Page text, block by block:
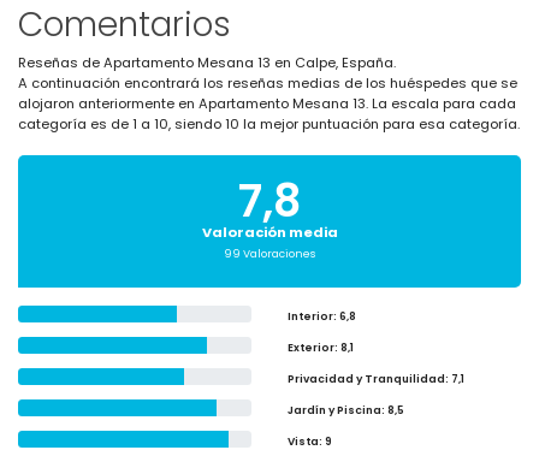
Comentarios
Reseñas de Apartamento Mesana 13 en Calpe, España.
A continuación encontrará los reseñas medias de los huéspedes que se
alojaron anteriormente en Apartamento Mesana 13. La escala para cada
categoría es de 1 a 10, siendo 10 la mejor puntuación para esa categoría.
7,8
Valoración media
99 Valoraciones
Interior: 6,8
Exterior: 8,1
Privacidad y Tranquilidad: 7,1
Jardín y Piscina: 8,5
Vista: 9